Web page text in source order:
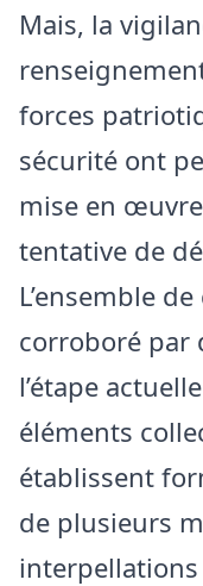
Mais, la
forces
sécurité ont
mise en
tentative de
L’ensemble
corroboré par
l’étape
éléments
établissent
de plusieurs